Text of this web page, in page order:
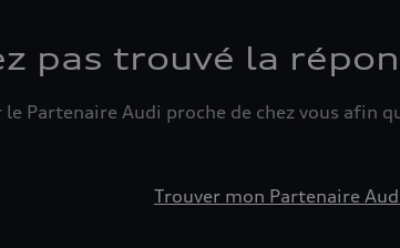
pas trouvé la
Partenaire Audi proche de chez vous afin
Trouver mon Partenaire